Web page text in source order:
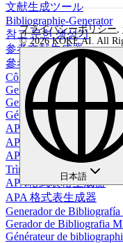
文献生成ツール
Bibliographie-Generator
참고 문헌 생성기
参考文献生成器
參考書目生成器
Công cụ tạo danh mục tài
Generador de Tablas en
Gerador de Tabelas no
Générateur de tableaux
APAスタイルテーブル
APA-Tabellengenerator
APA 스타일 테이블 생성
Trình Tạo Bảng Định
APA格式表格生成器
APA 格式表生成器
Generador de
Gerador de Bibliografia
Générateur de
プライバシーポリシー,
© 2026 KOKE AI. All
日本語